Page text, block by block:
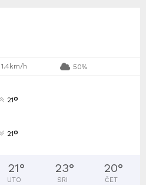
1.4km/h 50%
21°
21°
21°
UTO
23°
SRI
20°
ČET